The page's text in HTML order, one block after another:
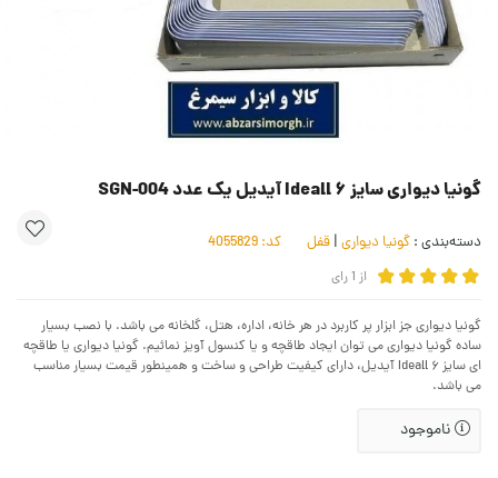
گونیا دیواری سایز ۶ Ideall آیدیل یک عدد SGN-004
دسته‌بندی : گونیا دیواری | قفل کد:
از 1رای
گونیا دیواری جز ابزار پر کاربرد در هر خانه، اداره، هتل، گلخانه می باشد. با نصب بسیار
ساده گونیا دیواری می توان ایجاد طاقچه و یا کنسول آویز نمائیم. گونیا دیواری یا طاقچه
ای سایز ۶ Ideall آیدیل، دارای کیفیت طراحی و ساخت و همینطور قیمت بسیار مناسب
می باشد.
ناموجود